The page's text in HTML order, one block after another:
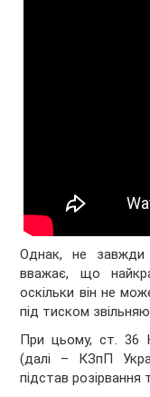
Однак, не завжди
вважає, що
оскільки він не
під тиском
При цьому, ст. 36
(далі – КЗпП
підстав